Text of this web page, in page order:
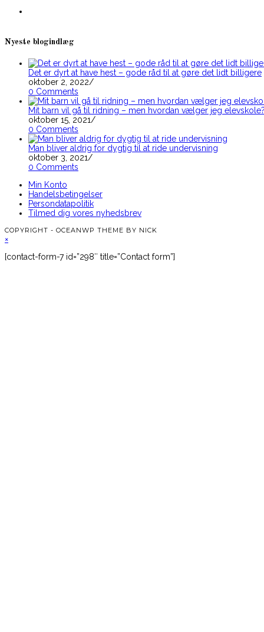
tab
Nyeste blogindlæg
Det er dyrt at have hest – gode råd til at gøre det lidt billigere
oktober 2, 2022/
0 Comments
Mit barn vil gå til ridning – men hvordan vælger jeg
oktober 15, 2021/
0 Comments
Man bliver aldrig for dygtig til at ride undervisning
oktober 3, 2021/
0 Comments
Min Konto
Handelsbetingelser
Persondatapolitik
Tilmed dig vores nyhedsbrev
COPYRIGHT - OCEANWP THEME BY NICK
×
[contact-form-7 id=”298″ title=”Contact form”]